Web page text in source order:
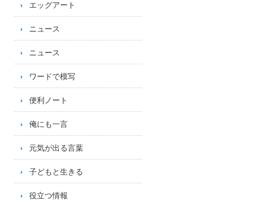
エッグアート
ニュース
ニュース
ワードで模写
便利ノート
俺にも一言
元気が出る言葉
子どもと生きる
役立つ情報